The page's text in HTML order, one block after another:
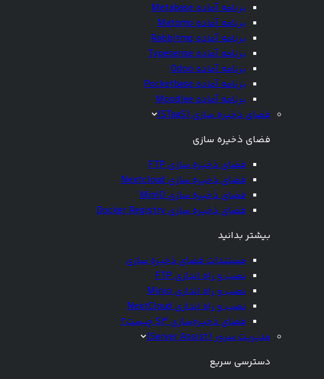
برنامه آماده Metabase
برنامه آماده Matomo
برنامه آماده Rabbitmq
برنامه آماده Typesense
برنامه آماده Odoo
برنامه آماده Pocketbase
برنامه آماده Moodlee
فضای ذخیره سازی (STaaS)
فضای ذخیره سازی
فضای ذخیره سازی FTP
فضای ذخیره سازی Nextcloud
فضای ذخیره سازی MinIO
فضای ذخیره سازی Docker Registry
بیشتر بدانید
مستندات فضای ذخیره سازی
نصب و راه اندازی FTP
نصب و راه اندازی Minio
نصب و راه اندازی NextCloud
فضای ذخیره‌سازی S3 چیست؟
مدیریت سرور (Server Assist)
دسترسی سریع